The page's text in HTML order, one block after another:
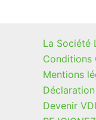
La Société
Conditions
Mentions
Devenir